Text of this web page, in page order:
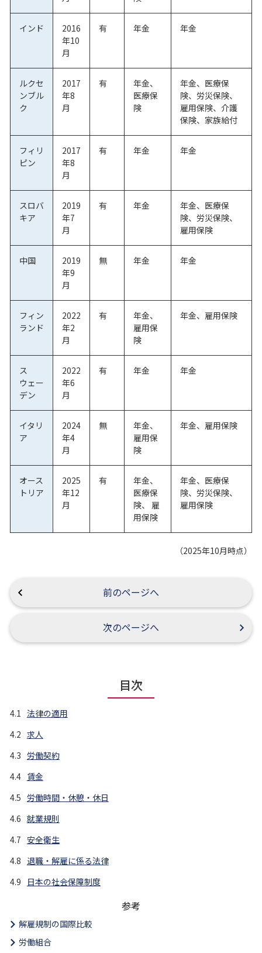
インド
2016
年10
月
有 年金 年金
ルクセ
ンブル
ク
2017
年8
月
有
年金、
医療保
険
年金、医療保
険、労災保険、
雇用保険、介護
保険、家族給付
フィリ
ピン
2017
年8
月
有 年金 年金
スロバ
キア
2019
年7
月
有 年金
年金、医療保
険、労災保険、
雇用保険
中国
2019
年9
月
無 年金 年金
フィン
ランド
2022
年2
月
有
年金、
雇用保
険
年金、雇用保険
ス
ウェー
デン
2022
年6
月
有 年金 年金
イタリ
ア
2024
年4
月
無
年金、
雇用保
険
年金、雇用保険
オース
トリア
2025
年12
月
有
年金、
医療保
険、 雇
用保険
年金、医療保
険、労災保険、
雇用保険
（2025年10月時点）
前のページへ
次のページへ
目次
4.1 法律の適用
4.2 求人
4.3 労働契約
4.4 賃金
4.5 労働時間・休憩・休日
4.6 就業規則
4.7 安全衛生
4.8 退職・解雇に係る法律
4.9
日本の社会保障制度
参考
解雇規制の国際比較
労働組合